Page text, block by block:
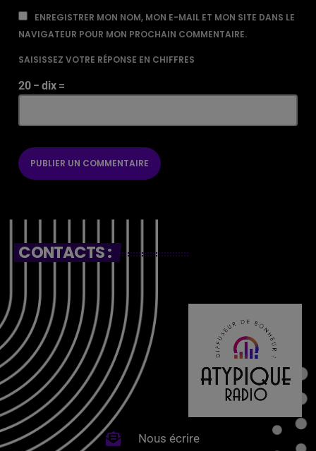
ENREGISTRER MON NOM, MON E-MAIL ET MON SITE DANS LE
NAVIGATEUR POUR MON PROCHAIN COMMENTAIRE.
SAISISSEZ VOTRE RÉPONSE EN CHIFFRES
20 − dix =
CONTACTS :
Nous écrire